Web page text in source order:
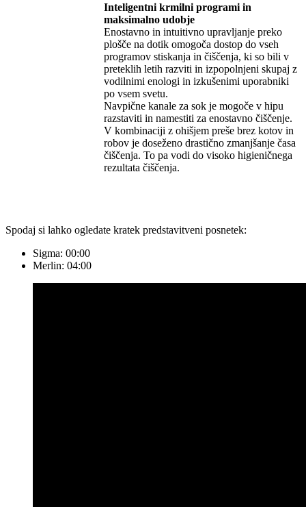
Inteligentni krmilni programi in
maksimalno udobje
Enostavno in intuitivno upravljanje preko
plošče na dotik omogoča dostop do vseh
programov stiskanja in čiščenja, ki so bili v
preteklih letih razviti in izpopolnjeni skupaj z
vodilnimi enologi in izkušenimi uporabniki
po vsem svetu.
Navpične kanale za sok je mogoče v hipu
razstaviti in namestiti za enostavno čiščenje.
V kombinaciji z ohišjem preše brez kotov in
robov je doseženo drastično zmanjšanje časa
čiščenja. To pa vodi do visoko higieničnega
rezultata čiščenja.
Spodaj si lahko ogledate kratek predstavitveni posnetek:
Sigma: 00:00
Merlin: 04:00